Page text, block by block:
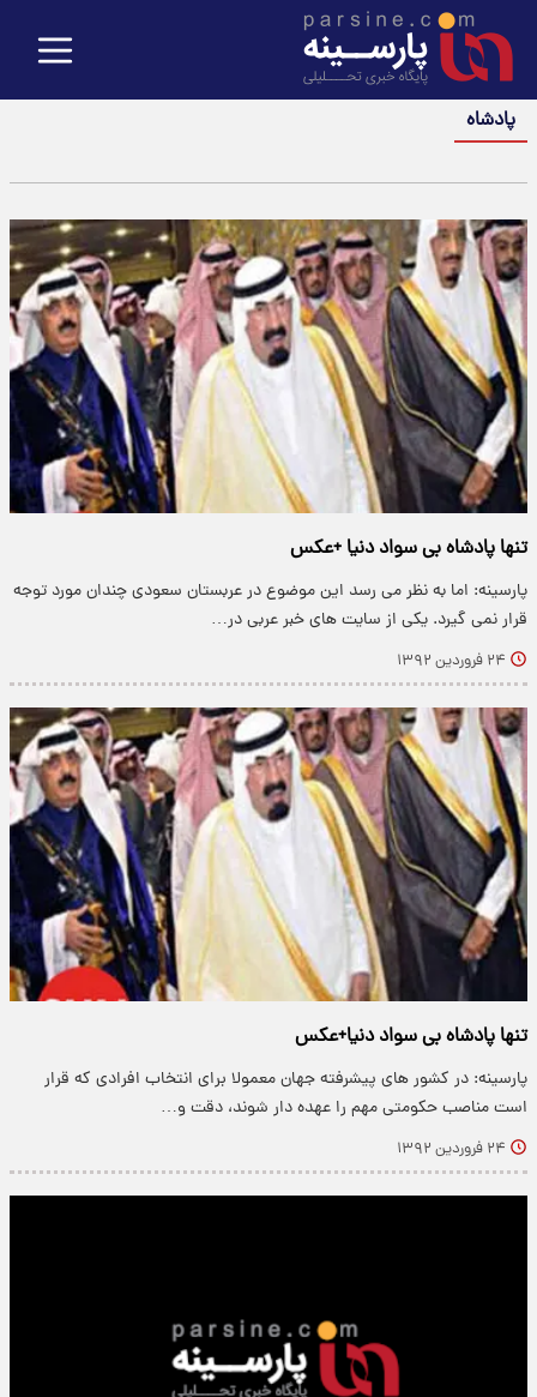
پادشاه
تنها پادشاه بی سواد دنیا +عکس
پارسینه: اما به نظر می رسد این موضوع در عربستان سعودی چندان مورد توجه
قرار نمی گیرد. یكی از سایت های خبر عربی در…
۲۴ فروردین ۱۳۹۲
تنها پادشاه بی سواد دنیا+عكس
پارسینه: در كشور های پیشرفته جهان معمولا برای انتخاب افرادی كه قرار
است مناصب حكومتی مهم را عهده دار شوند، دقت و…
۲۴ فروردین ۱۳۹۲